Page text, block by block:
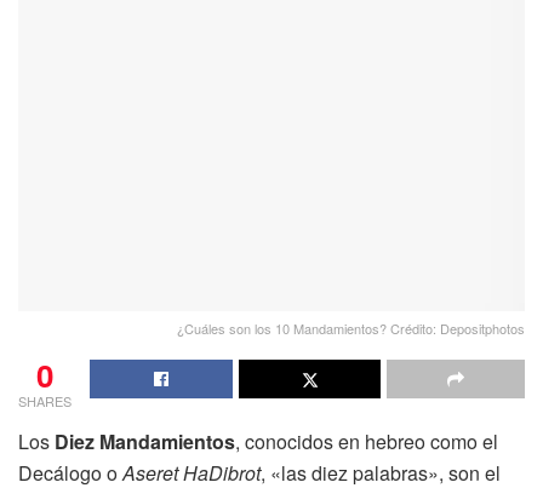
¿Cuáles son los 10 Mandamientos? Crédito: Depositphotos
0
SHARES
Los Diez Mandamientos, conocidos en hebreo como el
Decálogo oAseret HaDibrot, «las diez palabras», son el